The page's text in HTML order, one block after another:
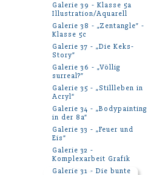
Galerie 39 - Klasse 5a
Illustration/Aquarell
Galerie 38 - „Zentangle” -
Klasse 5c
Galerie 37 - „Die Keks-
Story”
Galerie 36 - „Völlig
surreal?”
Galerie 35 - „Stillleben in
Acryl“
Galerie 34 - „Bodypainting
in der 8a“
Galerie 33 - „Feuer und
Eis“
Galerie 32 -
Komplexarbeit Grafik
Galerie 31 - Die bunte